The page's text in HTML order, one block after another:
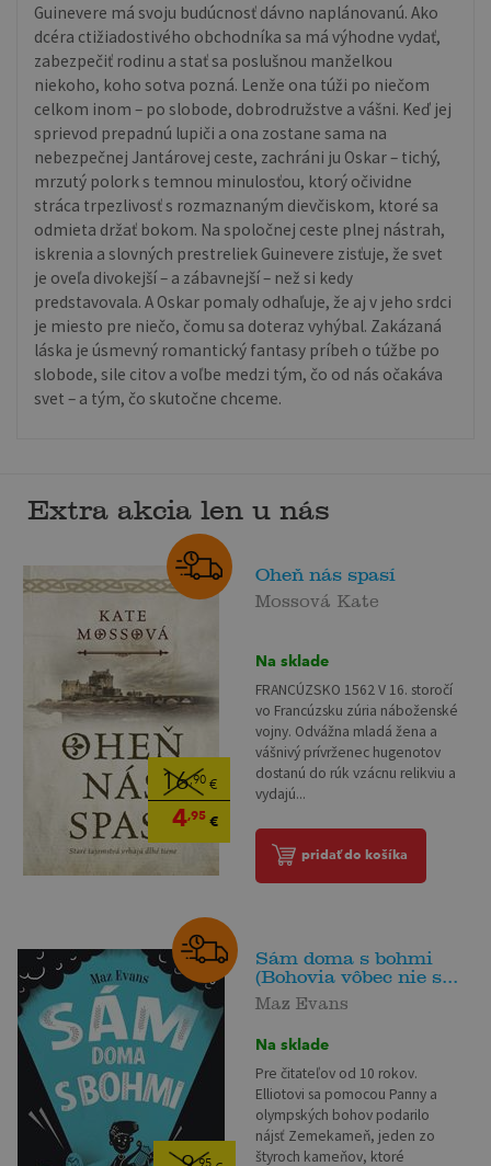
Guinevere má svoju budúcnosť dávno naplánovanú. Ako
dcéra ctižiadostivého obchodníka sa má výhodne vydať,
zabezpečiť rodinu a stať sa poslušnou manželkou
niekoho, koho sotva pozná. Lenže ona túži po niečom
celkom inom – po slobode, dobrodružstve a vášni. Keď jej
sprievod prepadnú lupiči a ona zostane sama na
nebezpečnej Jantárovej ceste, zachráni ju Oskar – tichý,
mrzutý polork s temnou minulosťou, ktorý očividne
stráca trpezlivosť s rozmaznaným dievčiskom, ktoré sa
odmieta držať bokom. Na spoločnej ceste plnej nástrah,
iskrenia a slovných prestreliek Guinevere zisťuje, že svet
je oveľa divokejší – a zábavnejší – než si kedy
predstavovala. A Oskar pomaly odhaľuje, že aj v jeho srdci
je miesto pre niečo, čomu sa doteraz vyhýbal. Zakázaná
láska je úsmevný romantický fantasy príbeh o túžbe po
slobode, sile citov a voľbe medzi tým, čo od nás očakáva
svet – a tým, čo skutočne chceme.
Extra akcia len u nás
16,90 €
4,95 €
Oheň nás spasí
Mossová Kate
Na sklade
FRANCÚZSKO 1562 V 16. storočí
vo Francúzsku zúria náboženské
vojny. Odvážna mladá žena a
vášnivý prívrženec hugenotov
dostanú do rúk vzácnu relikviu a
vydajú...
pridať do košíka
Sám doma s bohmi
(Bohovia vôbec nie s...
Maz Evans
Na sklade
Pre čitateľov od 10 rokov.
Elliotovi sa pomocou Panny a
olympských bohov podarilo
nájsť Zemekameň, jeden zo
štyroch kameňov, ktoré